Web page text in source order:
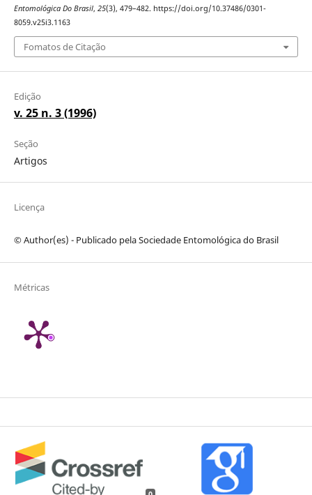
Entomológica Do Brasil, 25(3), 479–482. https://doi.org/10.37486/0301-
8059.v25i3.1163
Fomatos de Citação
Edição
v. 25 n. 3 (1996)
Seção
Artigos
Licença
© Author(es) - Publicado pela Sociedade Entomológica do Brasil
Métricas